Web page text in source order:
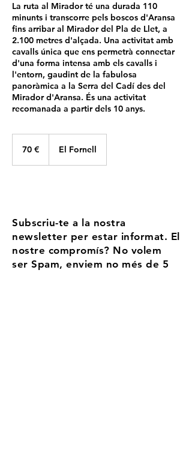
La ruta al Mirador té una durada 110
minunts i transcorre pels boscos d'Aransa
fins arribar al Mirador del Pla de Llet, a
2.100 metres d'alçada. Una activitat amb
cavalls única que ens permetrà connectar
d'una forma intensa amb els cavalls i
l'entorn, gaudint de la fabulosa
panoràmica a la Serra del Cadí des del
Mirador d'Aransa. És una activitat
recomanada a partir dels 10 anys.
70 € El Fornell
Subscriu-te a la nostra
newsletter per estar informat. El
nostre compromís? No volem
ser Spam, enviem no més de 5